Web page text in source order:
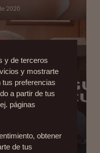
2020
DE MAMA: ¿QUÉ
2020
y de terceros
y mostrarte
tus preferencias
a partir de tus
páginas
obtener
de tus